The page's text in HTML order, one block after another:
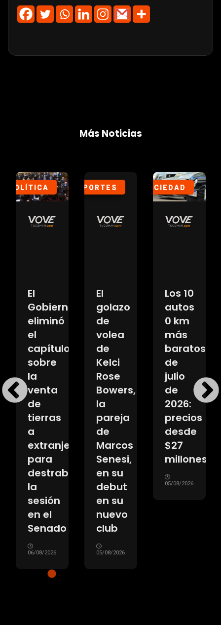
Más Noticias
POLÍTICA
El
Gobierno
eliminó
el
capítulo
sobre
la
venta
de
tierras
a
extranjeros
para
destrabar
la
sesión
en el
Senado
06/08/2026
DEPORTES
El
golazo
de
volea
de
Kelci
Rose
Bowers,
la
pareja
de
Marcos
Senesi,
en su
debut
en su
nuevo
club
05/08/2026
SOCIEDAD
Los 10
autos
0 km
más
baratos
de
julio
de
2026:
precios
desde
$27
millones
05/08/2026